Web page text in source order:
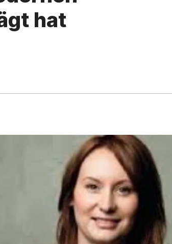
hat